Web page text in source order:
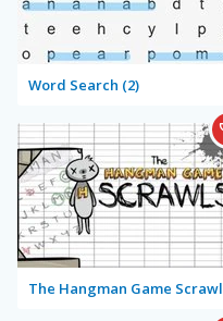
Word Search (2)
The Hangman Game Scrawl